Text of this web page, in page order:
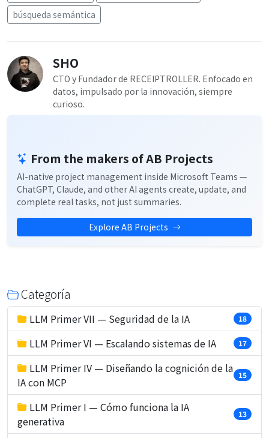
búsqueda semántica
SHO
CTO y Fundador de RECEIPTROLLER. Enfocado en
datos, impulsado por la innovación, siempre
curioso.
From the makers of AB Projects
AI-native project management inside Microsoft Teams —
ChatGPT, Claude, and other AI agents create, update, and
complete real tasks, not just summaries.
Explore AB Projects
Categoría
LLM Primer VII — Seguridad de la IA 18
LLM Primer VI — Escalando sistemas de IA 17
LLM Primer IV — Diseñando la cognición de la
IA con MCP
15
LLM Primer I — Cómo funciona la IA
generativa
13